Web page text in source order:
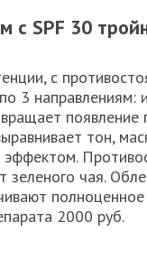
с SPF 30
с
3 направлениям:
появление
тон,
эффектом.
зеленого чая.
2000 руб.